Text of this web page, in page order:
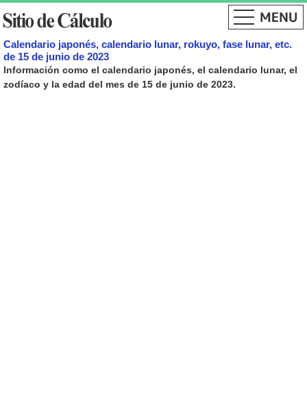
Calendario japonés, calendario lunar, rokuyo, fase lunar, etc.
de 15 de junio de 2023
Información como el calendario japonés, el calendario lunar, el
zodíaco y la edad del mes de 15 de junio de 2023.